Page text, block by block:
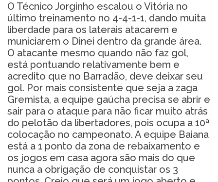
O Técnico Jorginho escalou o Vitória no
último treinamento no 4-4-1-1, dando muita
liberdade para os laterais atacarem e
municiarem o Dinei dentro da grande área.
O atacante mesmo quando não faz gol,
está pontuando relativamente bem e
acredito que no Barradão, deve deixar seu
gol. Por mais consistente que seja a zaga
Gremista, a equipe gaúcha precisa se abrir e
sair para o ataque para não ficar muito atrás
do pelotão da libertadores, pois ocupa a 10ª
colocação no campeonato. A equipe Baiana
está a 1 ponto da zona de rebaixamento e
os jogos em casa agora são mais do que
nunca a obrigação de conquistar os 3